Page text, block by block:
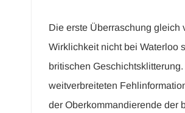
Die erste Überraschung gleich
Wirklichkeit nicht bei Waterloo
britischen
weitverbreiteten
der Oberkommandierende der